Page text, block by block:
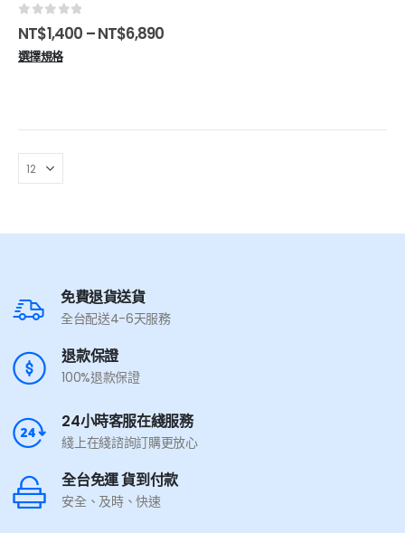
out of 5
NT$1,400 –NT$6,890
選擇規格
免費退貨送貨
全台配送4-6天服務
退款保證
100%退款保證
24小時客服在綫服務
綫上在綫諮詢訂購更放心
全台免運 貨到付款
安全、及時、快速